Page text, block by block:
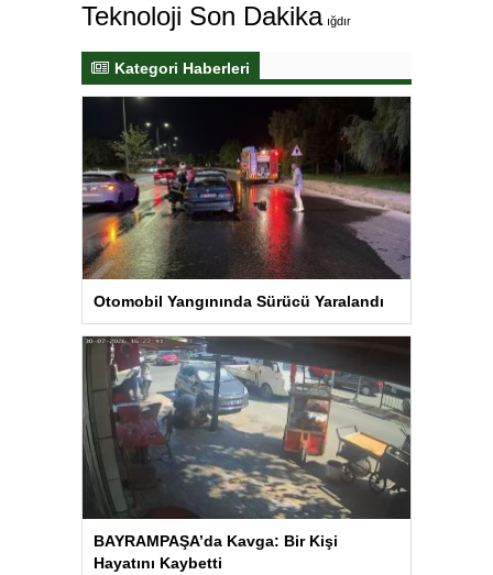
Teknoloji Son Dakika ığdır
Kategori Haberleri
Otomobil Yangınında Sürücü Yaralandı
BAYRAMPAŞA’da Kavga: Bir Kişi
Hayatını Kaybetti